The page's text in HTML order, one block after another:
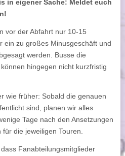
in eigener Sache: Meldet euch
vor der Abfahrt nur 10-15
ein zu großes Minusgeschäft und
werden. Busse die
hingegen nicht kurzfristig
wie früher: Sobald die genauen
sind, planen wir alles
Tage nach den Ansetzungen
die jeweiligen Touren.
Fanabteilungsmitglieder